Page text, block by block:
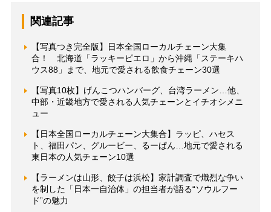
関連記事
【写真つき完全版】日本全国ローカルチェーン大集
合！ 北海道「ラッキーピエロ」から沖縄「ステーキハ
ウス88」まで、地元で愛される飲食チェーン30選
【写真10枚】げんこつハンバーグ、台湾ラーメン…他、
中部・近畿地方で愛される人気チェーンとイチオシメニ
ュー
【日本全国ローカルチェーン大集合】ラッピ、ハセス
ト、福田パン、グルービー、るーぱん…地元で愛される
東日本の人気チェーン10選
【ラーメンは山形、餃子は浜松】家計調査で熾烈な争い
を制した「日本一自治体」の担当者が語る“ソウルフー
ド”の魅力